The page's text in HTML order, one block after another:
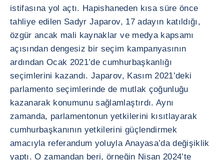
istifasına yol açtı. Hapishaneden kısa süre önce
tahliye edilen Sadyr Japarov, 17 adayın katıldığı,
özgür ancak mali kaynaklar ve medya kapsamı
açısından dengesiz bir seçim kampanyasının
ardından Ocak 2021’de cumhurbaşkanlığı
seçimlerini kazandı. Japarov, Kasım 2021’deki
parlamento seçimlerinde de mutlak çoğunluğu
kazanarak konumunu sağlamlaştırdı. Aynı
zamanda, parlamentonun yetkilerini kısıtlayarak
cumhurbaşkanının yetkilerini güçlendirmek
amacıyla referandum yoluyla Anayasa’da değişiklik
yaptı. O zamandan beri, örneğin Nisan 2024’te